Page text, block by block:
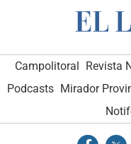
Campolitoral Revista
Podcasts Mirador